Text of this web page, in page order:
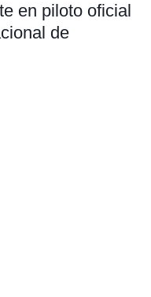
en piloto oficial
de